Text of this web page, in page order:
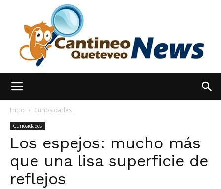
Noticias
Inicio Curiosidades
Curiosidades
Los espejos: mucho más
que una lisa superficie de
reflejos